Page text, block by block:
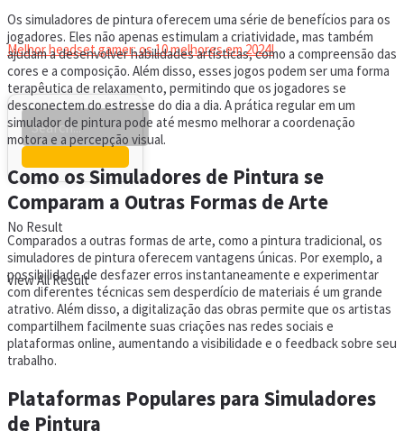
Melhor headset gamer: os 10 melhores em 2024!
No Result
View All Result
Os simuladores de pintura oferecem uma série de benefícios para os
jogadores. Eles não apenas estimulam a criatividade, mas também
ajudam a desenvolver habilidades artísticas, como a compreensão das
cores e a composição. Além disso, esses jogos podem ser uma forma
terapêutica de relaxamento, permitindo que os jogadores se
desconectem do estresse do dia a dia. A prática regular em um
simulador de pintura pode até mesmo melhorar a coordenação
motora e a percepção visual.
Como os Simuladores de Pintura se
Comparam a Outras Formas de Arte
Comparados a outras formas de arte, como a pintura tradicional, os
simuladores de pintura oferecem vantagens únicas. Por exemplo, a
possibilidade de desfazer erros instantaneamente e experimentar
com diferentes técnicas sem desperdício de materiais é um grande
atrativo. Além disso, a digitalização das obras permite que os artistas
compartilhem facilmente suas criações nas redes sociais e
plataformas online, aumentando a visibilidade e o feedback sobre seu
trabalho.
Plataformas Populares para Simuladores
de Pintura